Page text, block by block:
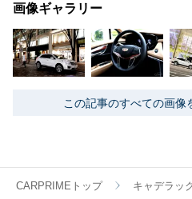
画像ギャラリー
この記事のすべての画像
CARPRIMEトップ キャデラッ